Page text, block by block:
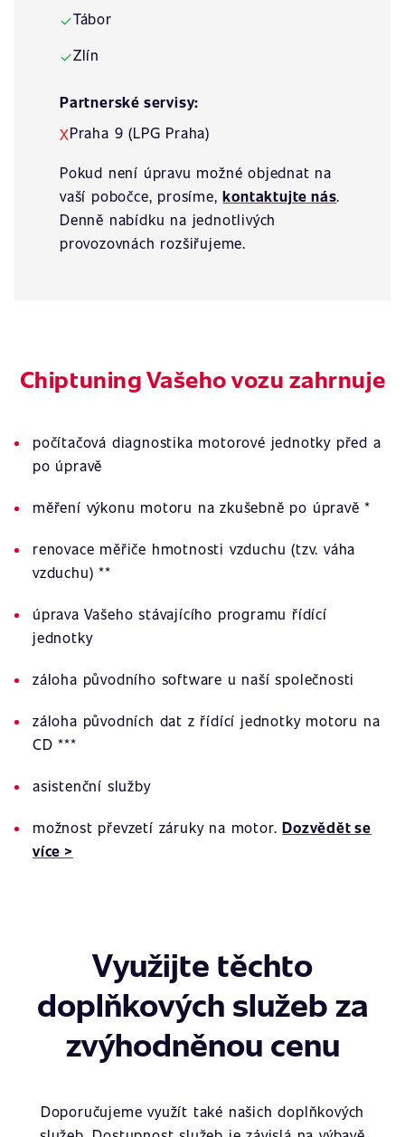
✓Tábor
✓Zlín
Partnerské servisy:
XPraha 9 (LPG Praha)
Pokud není úpravu možné objednat na
vaší pobočce, prosíme,kontaktujte nás.
Denně nabídku na jednotlivých
provozovnách rozšiřujeme.
Chiptuning Vašeho vozu zahrnuje
počítačová diagnostika motorové jednotky před a
po úpravě
měření výkonu motoru na zkušebně po úpravě *
renovace měřiče hmotnosti vzduchu (tzv. váha
vzduchu) **
úprava Vašeho stávajícího programu řídící
jednotky
záloha původního software u naší společnosti
záloha původních dat z řídící jednotky motoru na
CD ***
asistenční služby
možnost převzetí záruky na motor.Dozvědět se
více >
Využijte těchto
doplňkových služeb za
zvýhodněnou cenu
Doporučujeme využít také našich doplňkových